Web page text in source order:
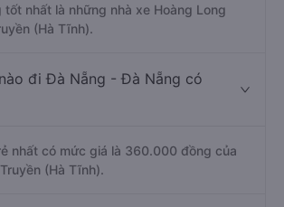
nhất là những nhà xe Hoàng Long
(Hà Tĩnh).
đi Đà Nẵng - Đà Nẵng có
nhất có mức giá là 360.000 đồng của
(Hà Tĩnh).